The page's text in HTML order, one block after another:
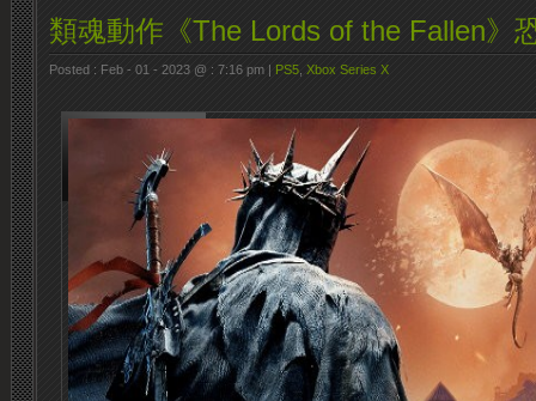
類魂動作《The Lords of the Fallen》
Posted : Feb - 01 - 2023 @ : 7:16 pm | PS5 Xbox Series X